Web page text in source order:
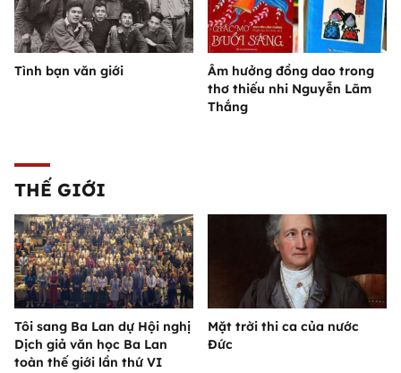
Tình bạn văn giới
Âm hưởng đồng dao trong
thơ thiếu nhi Nguyễn Lãm
Thắng
THẾ GIỚI
Tôi sang Ba Lan dự Hội nghị
Dịch giả văn học Ba Lan
toàn thế giới lần thứ VI
Mặt trời thi ca của nước
Đức